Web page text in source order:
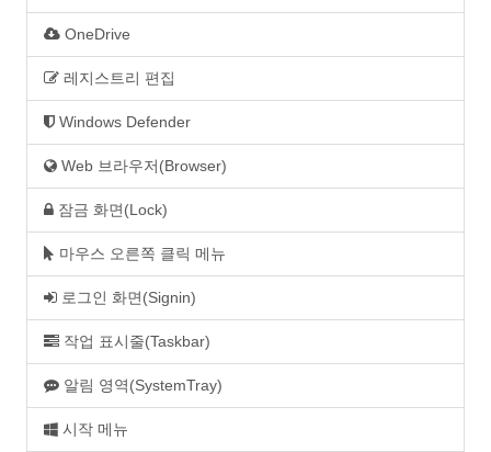
OneDrive
레지스트리 편집
Windows Defender
Web 브라우저(Browser)
잠금 화면(Lock)
마우스 오른쪽 클릭 메뉴
로그인 화면(Signin)
작업 표시줄(Taskbar)
알림 영역(SystemTray)
시작 메뉴